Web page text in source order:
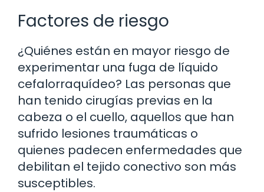
Factores de riesgo
¿Quiénes están en mayor riesgo de
experimentar una fuga de líquido
cefalorraquídeo? Las personas que
han tenido cirugías previas en la
cabeza o el cuello, aquellos que han
sufrido lesiones traumáticas o
quienes padecen enfermedades que
debilitan el tejido conectivo son más
susceptibles.